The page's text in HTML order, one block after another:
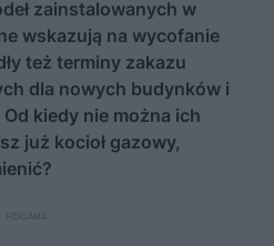
zainstalowanych w
wskazują na wycofanie
też terminy zakazu
dla nowych budynków i
kiedy nie można ich
już kocioł gazowy,